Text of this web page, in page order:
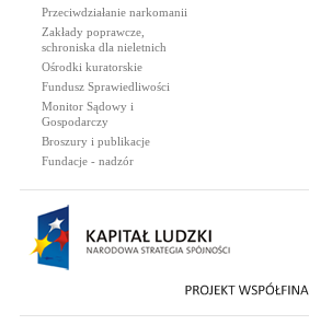
Przeciwdziałanie narkomanii
Zakłady poprawcze,
schroniska dla nieletnich
Ośrodki kuratorskie
Fundusz Sprawiedliwości
Monitor Sądowy i
Gospodarczy
Broszury i publikacje
Fundacje - nadzór